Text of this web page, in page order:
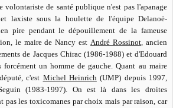
volontariste de santé publique n'est pas l'apanage
laxiste sous la houlette de l'équipe Delanoë-
pire pendant le dépouillement de la fameuse
le maire de Nancy estAndré Rossinot, ancien
de Jacques Chirac (1986-1988) et d'Edouard
un homme de gauche. Quant au maire
c'est Michel Heinrich(UMP) depuis 1997,
(1983-1997). On est là dans les droites
pas les toxicomanes par choix mais par raison, car